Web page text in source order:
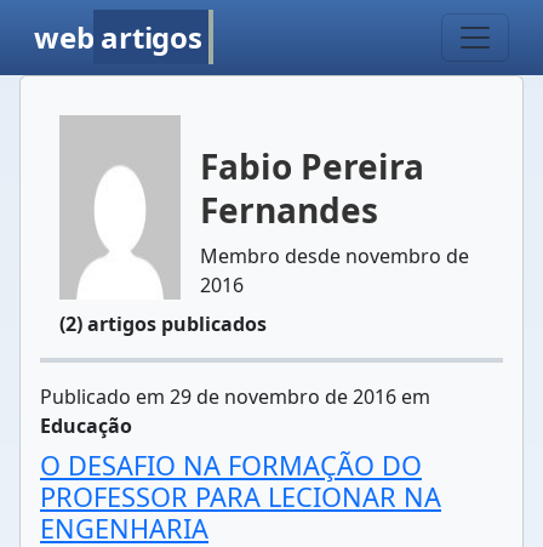
web artigos
Fabio Pereira
Fernandes
Membro desde novembro de
2016
(2) artigos publicados
Publicado em 29 de novembro de 2016 em
Educação
O DESAFIO NA FORMAÇÃO DO
PROFESSOR PARA LECIONAR NA
ENGENHARIA